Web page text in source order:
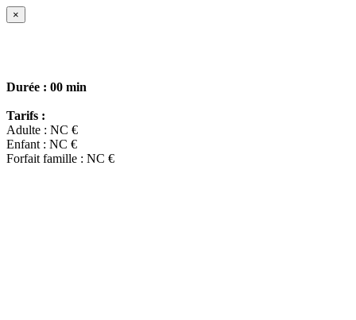
×
Durée : 00 min
Tarifs :
Adulte : NC €
Enfant : NC €
Forfait famille : NC €